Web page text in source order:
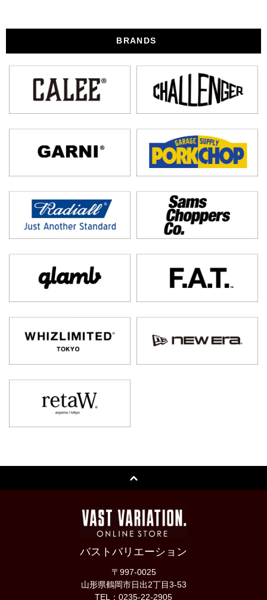
BRANDS
バストバリエーション
〒997-0025
山形県鶴岡市日出2丁目3-53
TEL：0235-22-2905